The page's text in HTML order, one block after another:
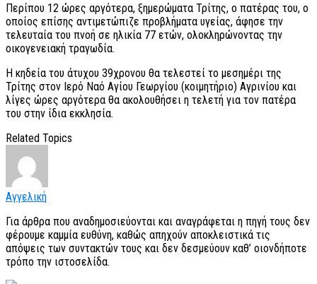
Περίπου 12 ώρες αργότερα, ξημερώματα Τρίτης, ο πατέρας του, ο
οποίος επίσης αντιμετώπιζε προβλήματα υγείας, άφησε την
τελευταία του πνοή σε ηλικία 77 ετών, ολοκληρώνοντας την
οικογενειακή τραγωδία.
Η κηδεία του άτυχου 39χρονου θα τελεστεί το μεσημέρι της
Τρίτης στον Ιερό Ναό Αγίου Γεωργίου (κοιμητήριο) Αγρινίου και
λίγες ώρες αργότερα θα ακολουθήσει η τελετή για τον πατέρα
του στην ίδια εκκλησία.
Related Topics
Αγγελική
Για άρθρα που αναδημοσιεύονται και αναγράφεται η πηγή τους δεν
φέρουμε καμμία ευθύνη, καθώς απηχούν αποκλειστικά τις
απόψεις των συντακτών τους και δεν δεσμεύουν καθ’ οιονδήποτε
τρόπο την ιστοσελίδα.